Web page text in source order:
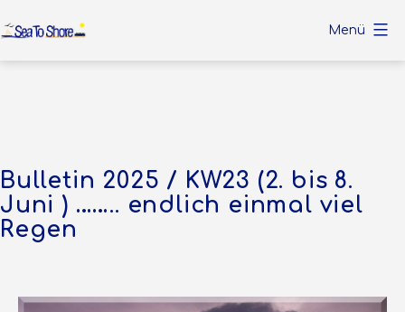
Inhalt
Menü
Bulletin 2025 / KW23 (2. bis 8.
Juni ) …….. endlich einmal viel
Regen